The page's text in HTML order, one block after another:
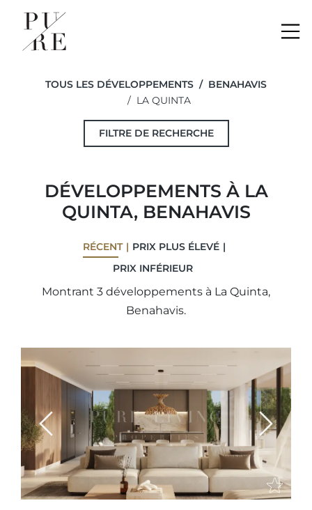
TOUS LES DÉVELOPPEMENTS
BENAHAVIS
LA QUINTA
FILTRE DE RECHERCHE
DÉVELOPPEMENTS À LA
QUINTA, BENAHAVIS
RÉCENT
PRIX ​​PLUS ÉLEVÉ
PRIX ​​INFÉRIEUR
Montrant 3 développements à La Quinta,
Benahavis.
Previous Next